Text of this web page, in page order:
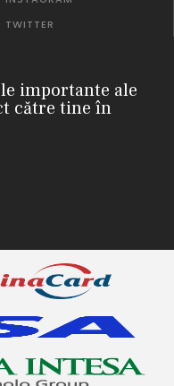
TWITTER
importante ale
către tine în